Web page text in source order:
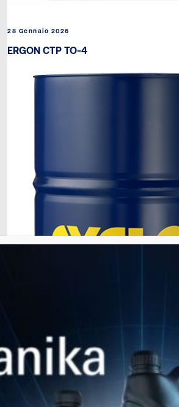
28 Gennaio 2026
ERGON CTP TO-4